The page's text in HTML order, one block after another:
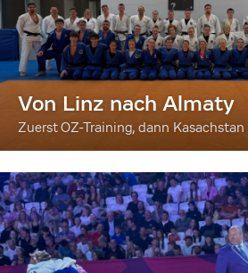
Von Linz nach Almaty
Zuerst OZ-Training, dann Kasachstan